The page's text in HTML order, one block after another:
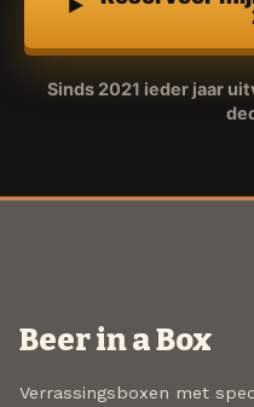
Sinds 2021 ieder jaar
Beer in a Box
Verrassingsboxen met